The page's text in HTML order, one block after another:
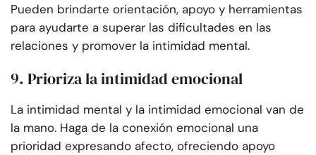
Pueden brindarte orientación, apoyo y herramientas
para ayudarte a superar las dificultades en las
relaciones y promover la intimidad mental.
9. Prioriza la intimidad emocional
La intimidad mental y la intimidad emocional van de
la mano. Haga de la conexión emocional una
prioridad expresando afecto, ofreciendo apoyo